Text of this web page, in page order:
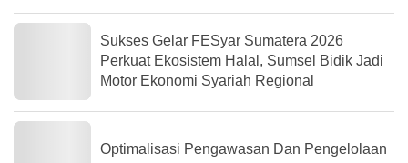
Sukses Gelar FESyar Sumatera 2026
Perkuat Ekosistem Halal, Sumsel Bidik Jadi
Motor Ekonomi Syariah Regional
Optimalisasi Pengawasan Dan Pengelolaan